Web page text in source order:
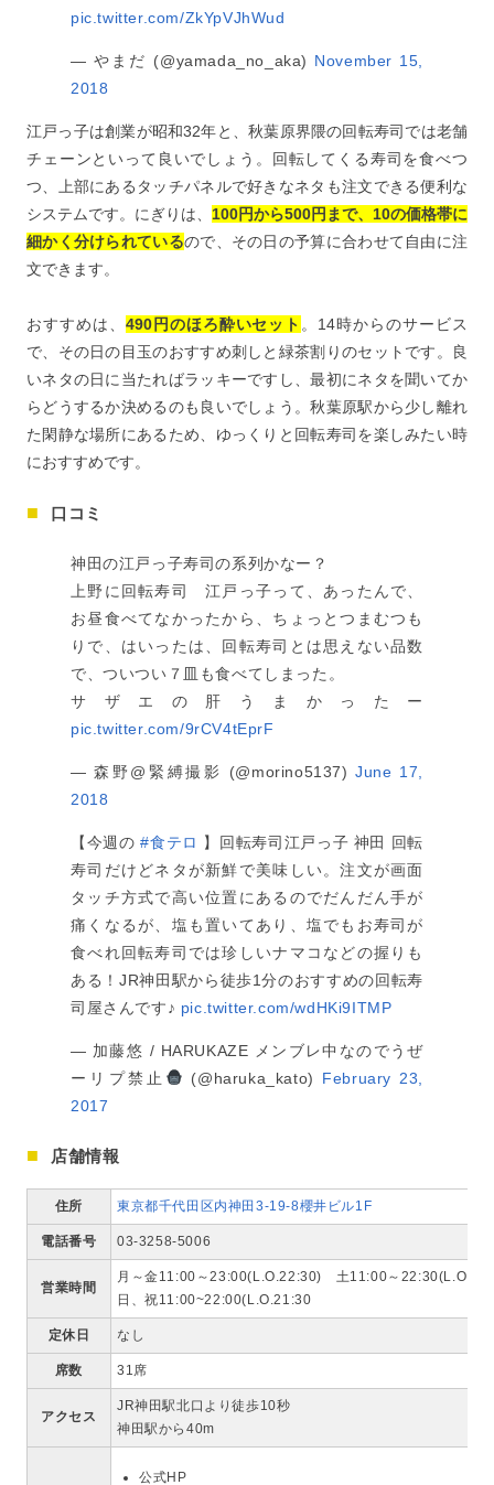
pic.twitter.com/ZkYpVJhWud
— やまだ (@yamada_no_aka) November 15,
2018
江戸っ子は創業が昭和32年と、秋葉原界隈の回転寿司では老舗
チェーンといって良いでしょう。回転してくる寿司を食べつ
つ、上部にあるタッチパネルで好きなネタも注文できる便利な
システムです。にぎりは、 100円から500円まで、10の価格帯に
細かく分けられているので、その日の予算に合わせて自由に注
文できます。
おすすめは、 490円のほろ酔いセット 。14時からのサービス
で、その日の目玉のおすすめ刺しと緑茶割りのセットです。良
いネタの日に当たればラッキーですし、最初にネタを聞いてか
らどうするか決めるのも良いでしょう。秋葉原駅から少し離れ
た閑静な場所にあるため、ゆっくりと回転寿司を楽しみたい時
におすすめです。
口コミ
神田の江戸っ子寿司の系列かなー？
上野に回転寿司 江戸っ子って、あったんで、
お昼食べてなかったから、ちょっとつまむつも
りで、はいったは、回転寿司とは思えない品数
で、ついつい７皿も食べてしまった。
サザエの肝うまかったー
pic.twitter.com/9rCV4tEprF
— 森野@緊縛撮影 (@morino5137)June 17,
2018
【今週の#食テロ 】回転寿司江戸っ子 神田 回転
寿司だけどネタが新鮮で美味しい。注文が画面
タッチ方式で高い位置にあるのでだんだん手が
痛くなるが、塩も置いてあり、塩でもお寿司が
食べれ回転寿司では珍しいナマコなどの握りも
ある！JR神田駅から徒歩1分のおすすめの回転寿
司屋さんです♪ pic.twitter.com/wdHKi9ITMP
— 加藤悠 / HARUKAZE メンブレ中なのでうぜ
ーリプ禁止
(@haruka_kato) February 23,
2017
店舗情報
住所 東京都千代田区内神田3-19-8櫻井ビル1F
電話番号 03-3258-5006
営業時間
月～金11:00～23:00(L.O.22:30) 土11:00～
日、祝11:00~22:00(L.O.21:30
定休日 なし
席数 31席
アクセス
JR神田駅北口より徒歩10秒
神田駅から40m
公式HP